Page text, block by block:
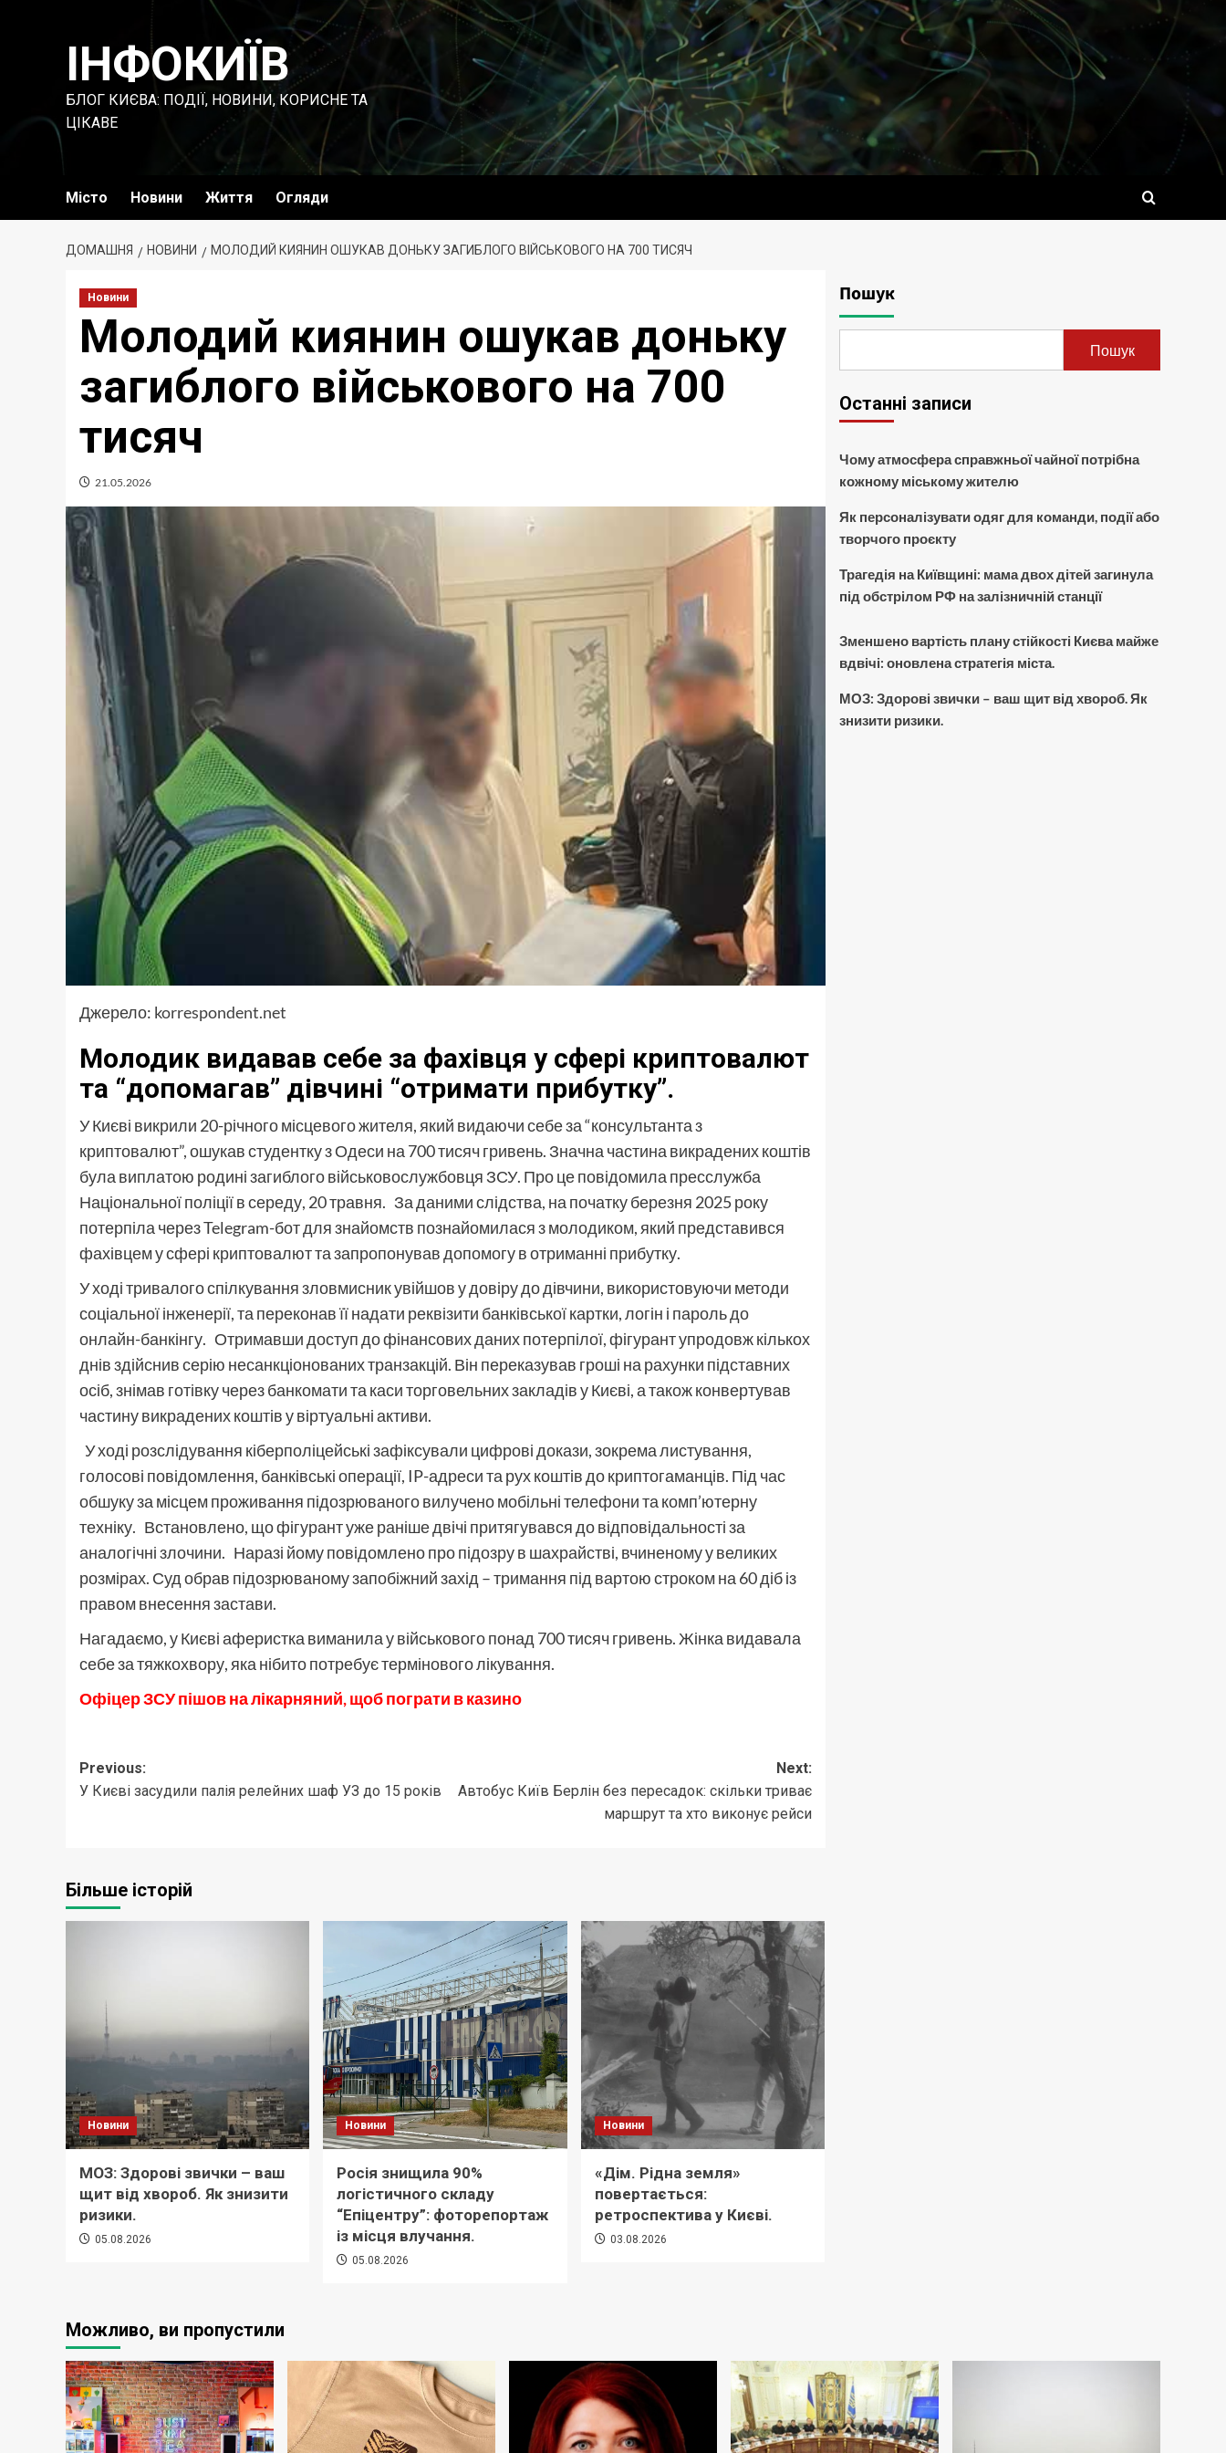
ІНФОКИЇВ
БЛОГ КИЄВА: ПОДІЇ, НОВИНИ, КОРИСНЕ ТА
ЦІКАВЕ
Місто Новини Життя Огляди
ДОМАШНЯ НОВИНИ МОЛОДИЙ КИЯНИН ОШУКАВ ДОНЬКУ ЗАГИБЛОГО ВІЙСЬКОВОГО НА 700 ТИСЯЧ
Новини
Молодий киянин ошукав доньку
загиблого військового на 700
тисяч
21.05.2026
Джерело: korrespondent.net
Молодик видавав себе за фахівця у сфері криптовалют
та “допомагав” дівчині “отримати прибутку”.
У Києві викрили 20-річного місцевого жителя, який видаючи себе за “консультанта з
криптовалют”, ошукав студентку з Одеси на 700 тисяч гривень. Значна частина викрадених коштів
була виплатою родині загиблого військовослужбовця ЗСУ. Про це повідомила пресслужба
Національної поліції в середу, 20 травня. За даними слідства, на початку березня 2025 року
потерпіла через Telegram-бот для знайомств познайомилася з молодиком, який представився
фахівцем у сфері криптовалют та запропонував допомогу в отриманні прибутку.
У ході тривалого спілкування зловмисник увійшов у довіру до дівчини, використовуючи методи
соціальної інженерії, та переконав її надати реквізити банківської картки, логін і пароль до
онлайн-банкінгу. Отримавши доступ до фінансових даних потерпілої, фігурант упродовж кількох
днів здійснив серію несанкціонованих транзакцій. Він переказував гроші на рахунки підставних
осіб, знімав готівку через банкомати та каси торговельних закладів у Києві, а також конвертував
частину викрадених коштів у віртуальні активи.
У ході розслідування кіберполіцейські зафіксували цифрові докази, зокрема листування,
голосові повідомлення, банківські операції, IP-адреси та рух коштів до криптогаманців. Під час
обшуку за місцем проживання підозрюваного вилучено мобільні телефони та комп’ютерну
техніку. Встановлено, що фігурант уже раніше двічі притягувався до відповідальності за
аналогічні злочини. Наразі йому повідомлено про підозру в шахрайстві, вчиненому у великих
розмірах. Суд обрав підозрюваному запобіжний захід – тримання під вартою строком на 60 діб із
правом внесення застави.
Нагадаємо, у Києві аферистка виманила у військового понад 700 тисяч гривень. Жінка видавала
себе за тяжкохвору, яка нібито потребує термінового лікування.
Офіцер ЗСУ пішов на лікарняний, щоб пограти в казино
Post
navigation
Previous:
У Києві засудили палія релейних шаф УЗ до 15 років
Next:
Автобус Київ Берлін без пересадок: скільки триває
маршрут та хто виконує рейси
Більше історій
Новини
МОЗ: Здорові звички – ваш
щит від хвороб. Як знизити
ризики.
05.08.2026
Новини
Росія знищила 90%
логістичного складу
“Епіцентру”: фоторепортаж
із місця влучання.
05.08.2026
Новини
«Дім. Рідна земля»
повертається:
ретроспектива у Києві.
03.08.2026
Пошук
Пошук
Останні записи
Чому атмосфера справжньої чайної потрібна
кожному міському жителю
Як персоналізувати одяг для команди, події або
творчого проєкту
Трагедія на Київщині: мама двох дітей загинула
під обстрілом РФ на залізничній станції
Зменшено вартість плану стійкості Києва майже
вдвічі: оновлена стратегія міста.
МОЗ: Здорові звички – ваш щит від хвороб. Як
знизити ризики.
Можливо, ви пропустили